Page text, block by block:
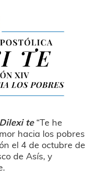
Dilexi te“Te he
hacia los pobres
el 4 de octubre de
de Asís, y